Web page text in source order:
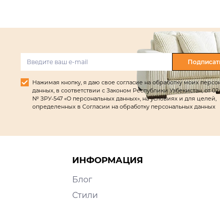
Нажимая кнопку, я даю свое согласие на обработку моих
данных, в соответствии с Законом Республики Узбекистан, от
№ ЗРУ-547 «О персональных данных», на условиях и для целей,
определенных в Согласии на обработку персональных данных
ИНФОРМАЦИЯ
Блог
Стили